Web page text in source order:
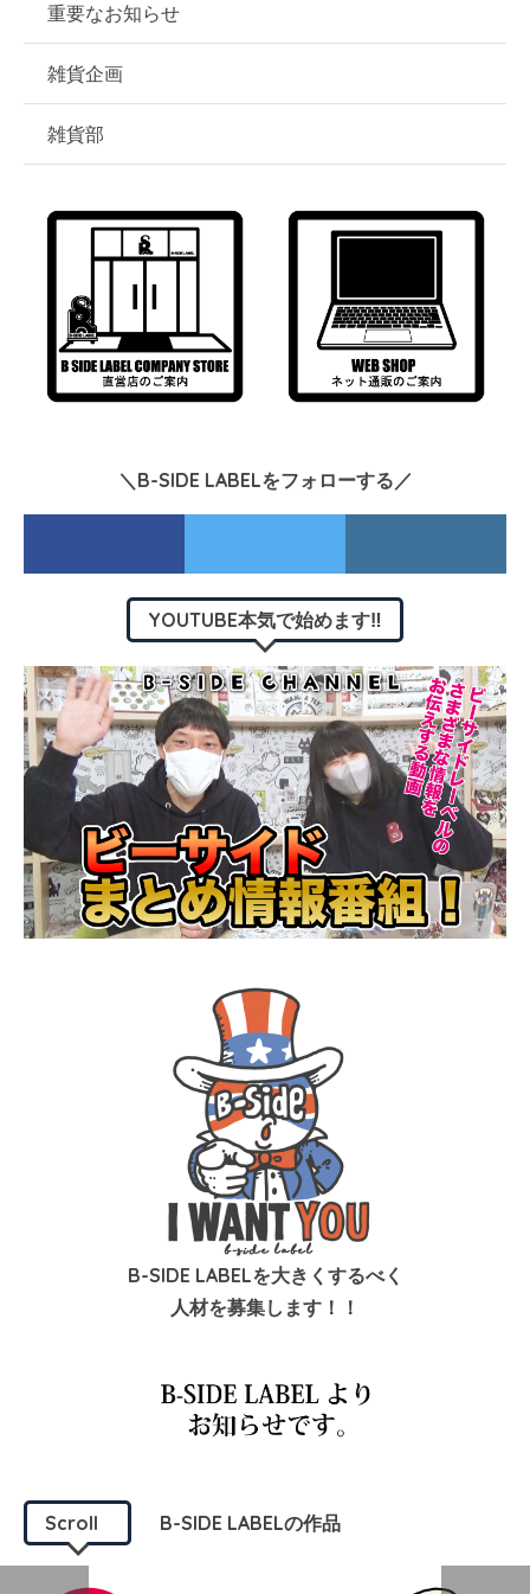
重要なお知らせ
雑貨企画
雑貨部
＼B-SIDE LABELをフォローする／
YOUTUBE本気で始めます‼︎
B-SIDE LABELを大きくするべく
人材を募集します！！
Scroll B-SIDE LABELの作品